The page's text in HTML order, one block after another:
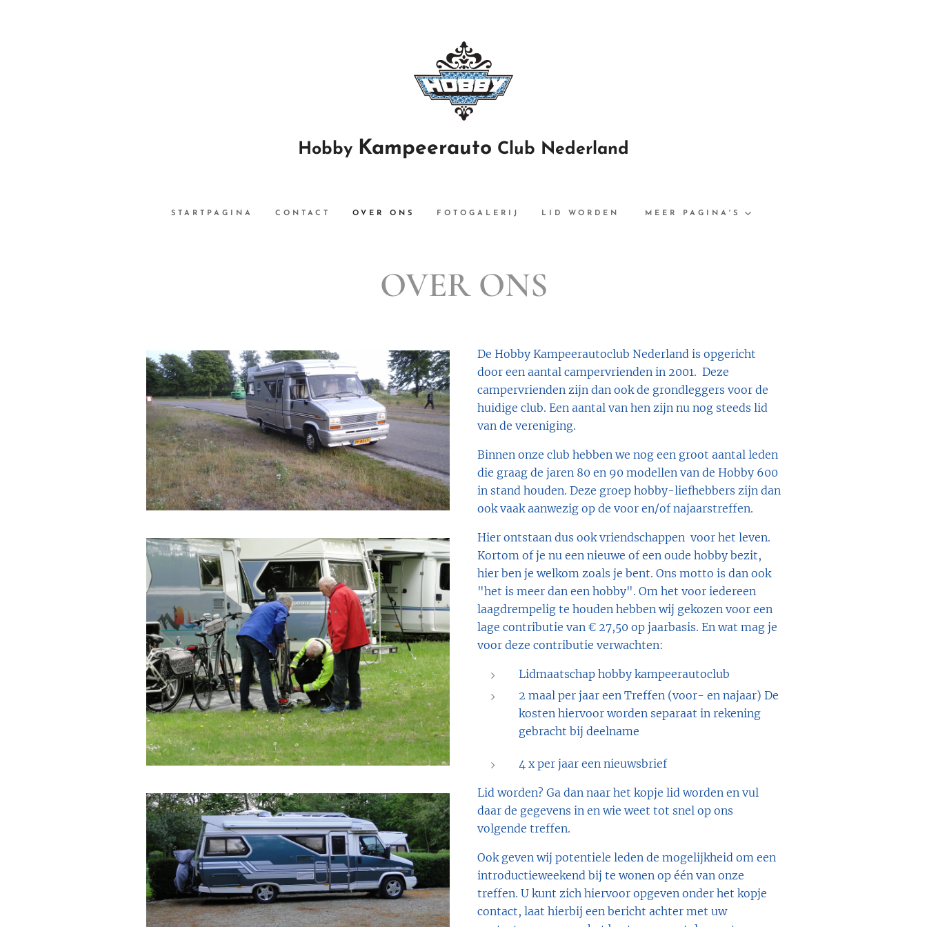
Hobby Kampeerauto Club Nederland
STARTPAGINA CONTACT OVER ONS FOTOGALERIJ LID WORDEN MEER PAGINA'S
OVER ONS
De Hobby Kampeerautoclub Nederland is opgericht
door een aantal campervrienden in 2001. Deze
campervrienden zijn dan ook de grondleggers voor de
huidige club. Een aantal van hen zijn nu nog steeds lid
van de vereniging.
Binnen onze club hebben we nog een groot aantal leden
die graag de jaren 80 en 90 modellen van de Hobby 600
in stand houden. Deze groep hobby-liefhebbers zijn dan
ook vaak aanwezig op de voor en/of najaarstreffen.
Hier ontstaan dus ook vriendschappen voor het leven.
Kortom of je nu een nieuwe of een oude hobby bezit,
hier ben je welkom zoals je bent. Ons motto is dan ook
"het is meer dan een hobby". Om het voor iedereen
laagdrempelig te houden hebben wij gekozen voor een
lage contributie van € 27,50 op jaarbasis. En wat mag je
voor deze contributie verwachten:
Lidmaatschap hobby kampeerautoclub
2 maal per jaar een Treffen (voor- en najaar) De
kosten hiervoor worden separaat in rekening
gebracht bij deelname
4 x per jaar een nieuwsbrief
Lid worden? Ga dan naar het kopje lid worden en vul
daar de gegevens in en wie weet tot snel op ons
volgende treffen.
Ook geven wij potentiele leden de mogelijkheid om een
introductieweekend bij te wonen op één van onze
treffen. U kunt zich hiervoor opgeven onder het kopje
contact, laat hierbij een bericht achter met uw